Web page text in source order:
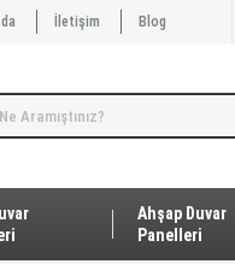
İletişim Blog
Ahşap Duvar
Panelleri